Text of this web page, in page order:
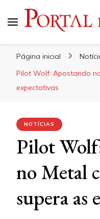
Página inicial
Pilot Wolf: Apostando
expectativas
NOTÍCIAS
Pilot
no Metal
supera as